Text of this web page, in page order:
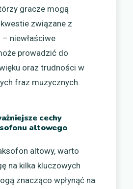
gracze mogą
związane z
niewłaściwe
prowadzić do
oraz trudności w
fraz muzycznych.
cechy
altowego
altowy, warto
na kilka kluczowych
znacząco wpłynąć na